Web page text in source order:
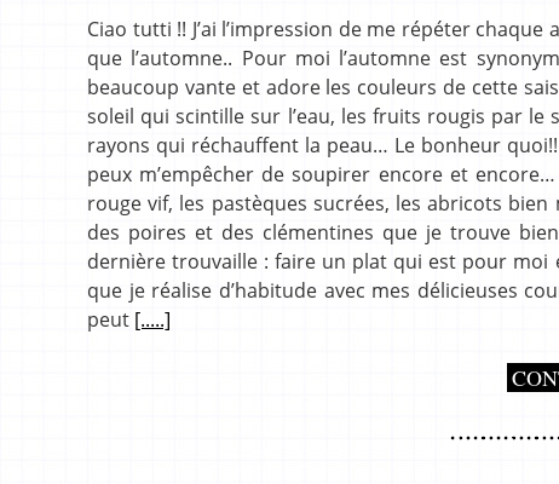
Ciao tutti !! J’ai l’impression de me répéter chaque
que l’automne.. Pour moi l’automne est
beaucoup vante et adore les couleurs de cette
soleil qui scintille sur l’eau, les fruits rougis par
rayons qui réchauffent la peau… Le bonheur
peux m’empêcher de soupirer encore et
rouge vif, les pastèques sucrées, les abricots
des poires et des clémentines que je trouve
dernière trouvaille : faire un plat qui est pour moi
que je réalise d’habitude avec mes délicieuses
peut [.....]